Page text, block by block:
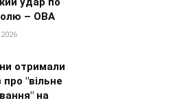
– ОВА
отримали
про "вільне
на